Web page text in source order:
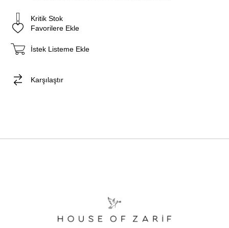
Kritik Stok
Favorilere Ekle
İstek Listeme Ekle
Karşılaştır